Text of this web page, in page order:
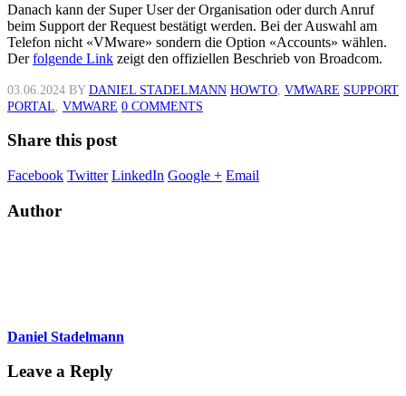
Danach kann der Super User der Organisation oder durch Anruf
beim Support der Request bestätigt werden. Bei der Auswahl am
Telefon nicht «VMware» sondern die Option «Accounts» wählen.
Derfolgende Link zeigt den offiziellen Beschrieb von Broadcom.
03.06.2024 BY DANIEL STADELMANN HOWTO VMWARE SUPPORT
PORTAL VMWARE 0 COMMENTS
Share this post
Facebook Twitter LinkedIn Google + Email
Author
Daniel Stadelmann
Leave a Reply